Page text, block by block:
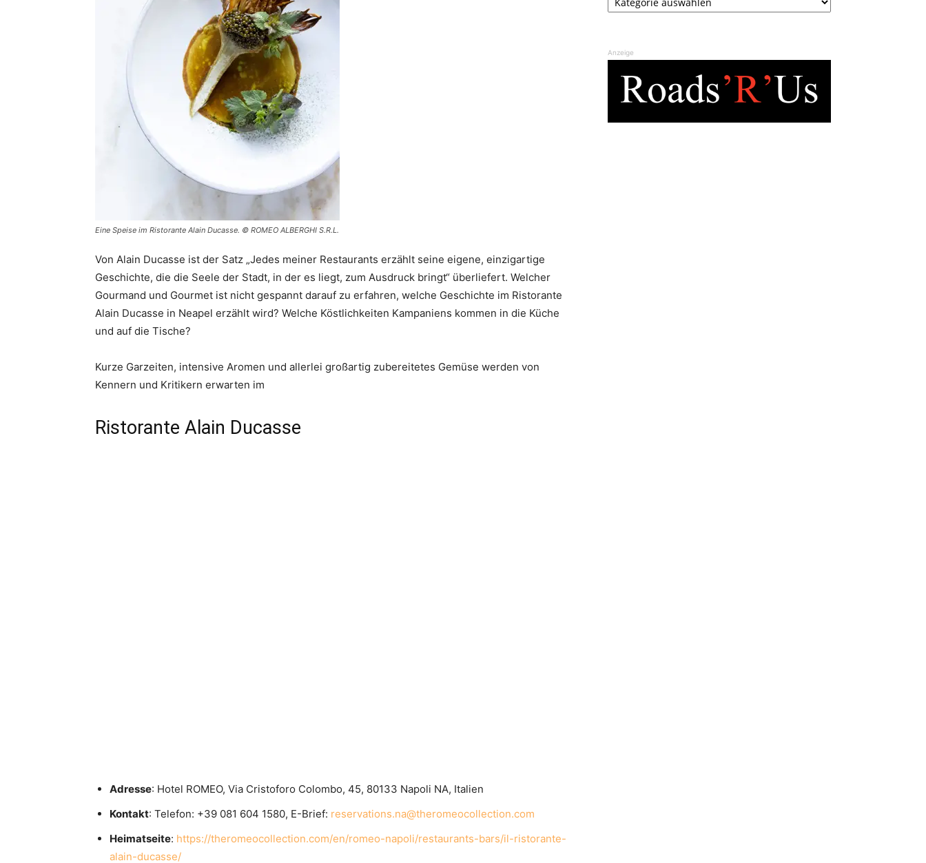
Eine Speise im Ristorante Alain Ducasse. © ROMEO ALBERGHI S.R.L.
Von Alain Ducasse ist der Satz „Jedes meiner Restaurants erzählt seine eigene, einzigartige
Geschichte, die die Seele der Stadt, in der es liegt, zum Ausdruck bringt“ überliefert. Welcher
Gourmand und Gourmet ist nicht gespannt darauf zu erfahren, welche Geschichte im Ristorante
Alain Ducasse in Neapel erzählt wird? Welche Köstlichkeiten Kampaniens kommen in die Küche
und auf die Tische?
Kurze Garzeiten, intensive Aromen und allerlei großartig zubereitetes Gemüse werden von
Kennern und Kritikern erwarten im
Ristorante Alain Ducasse
Adresse: Hotel ROMEO, Via Cristoforo Colombo, 45, 80133 Napoli NA, Italien
Kontakt: Telefon: +39 081 604 1580, E-Brief: reservations.na@theromeocollection.com
Heimatseite: https://theromeocollection.com/en/romeo-napoli/restaurants-bars/il-ristorante-
alain-ducasse/
Anzeige